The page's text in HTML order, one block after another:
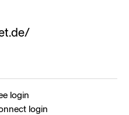
login
login